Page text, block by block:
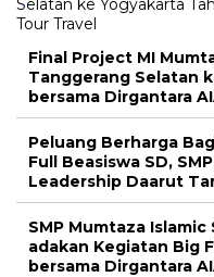
Final Project MI
Tanggerang Selatan
bersama Dirgantara
Peluang Berharga
Full Beasiswa SD,
Leadership Daarut
SMP Mumtaza
adakan Kegiatan Big
bersama Dirgantara